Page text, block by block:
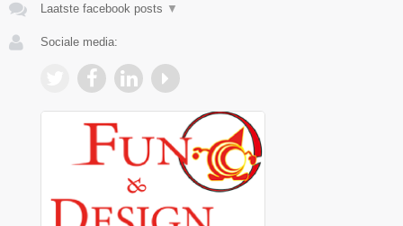
Laatste facebook posts ▼
Sociale media: